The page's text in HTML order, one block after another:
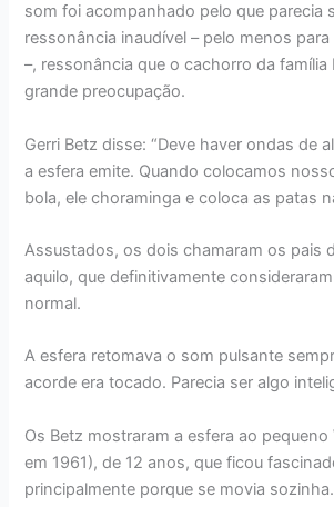
som foi acompanhado pelo que parecia
ressonância inaudível – pelo menos
–, ressonância que o cachorro da família
grande preocupação.
Gerri Betz disse: “Deve haver ondas de
a esfera emite. Quando colocamos
bola, ele choraminga e coloca as patas
Assustados, os dois chamaram os pais
aquilo, que definitivamente
normal.
A esfera retomava o som pulsante
acorde era tocado. Parecia ser algo
Os Betz mostraram a esfera ao
em 1961), de 12 anos, que ficou
principalmente porque se movia sozinha.